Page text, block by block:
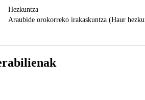
Hezkuntza
Araubide orokorreko irakaskuntza (Haur